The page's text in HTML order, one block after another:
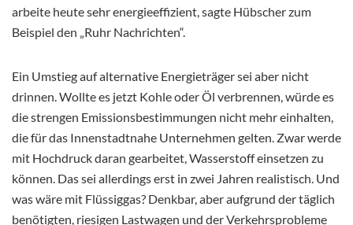
arbeite heute sehr energieeffizient, sagte Hübscher zum
Beispiel den „Ruhr Nachrichten“.
Ein Umstieg auf alternative Energieträger sei aber nicht
drinnen. Wollte es jetzt Kohle oder Öl verbrennen, würde es
die strengen Emissionsbestimmungen nicht mehr einhalten,
die für das Innenstadtnahe Unternehmen gelten. Zwar werde
mit Hochdruck daran gearbeitet, Wasserstoff einsetzen zu
können. Das sei allerdings erst in zwei Jahren realistisch. Und
was wäre mit Flüssiggas? Denkbar, aber aufgrund der täglich
benötigten, riesigen Lastwagen und der Verkehrsprobleme